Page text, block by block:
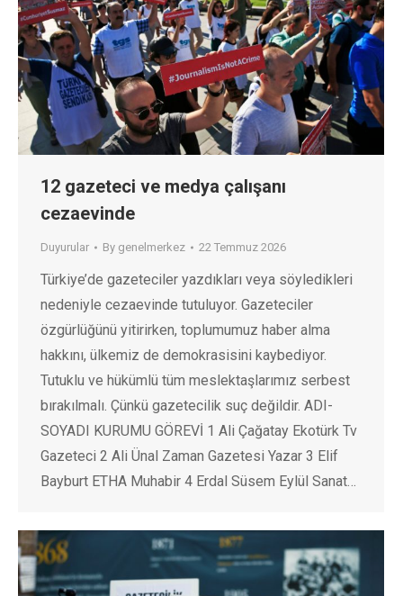
12 gazeteci ve medya çalışanı
cezaevinde
Duyurular By genelmerkez 22 Temmuz 2026
Türkiye’de gazeteciler yazdıkları veya söyledikleri
nedeniyle cezaevinde tutuluyor. Gazeteciler
özgürlüğünü yitirirken, toplumumuz haber alma
hakkını, ülkemiz de demokrasisini kaybediyor.
Tutuklu ve hükümlü tüm meslektaşlarımız serbest
bırakılmalı. Çünkü gazetecilik suç değildir. ADI-
SOYADI KURUMU GÖREVİ 1 Ali Çağatay Ekotürk Tv
Gazeteci 2 Ali Ünal Zaman Gazetesi Yazar 3 Elif
Bayburt ETHA Muhabir 4 Erdal Süsem Eylül Sanat…